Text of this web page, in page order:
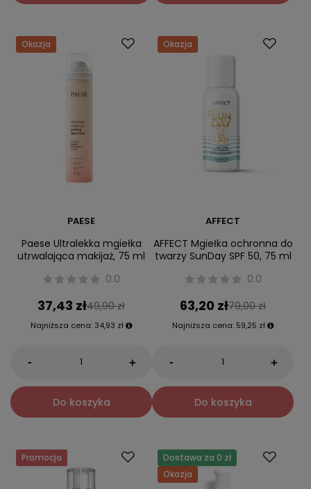
Okazja
PAESE
Paese Ultralekka mgiełka
utrwalająca makijaż, 75 ml
0.0
37,43 zł49,90 zł
Najniższa cena: 34,93 zł
- +
Do koszyka
Okazja
AFFECT
AFFECT Mgiełka ochronna do
twarzy SunDay SPF 50, 75 ml
0.0
63,20 zł79,00 zł
Najniższa cena: 59,25 zł
- +
Do koszyka
Promocja
Dostawa za 0 zł
Okazja